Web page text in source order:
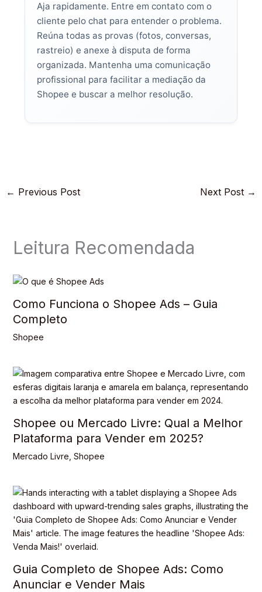
Aja rapidamente. Entre em contato com o
cliente pelo chat para entender o problema.
Reúna todas as provas (fotos, conversas,
rastreio) e anexe à disputa de forma
organizada. Mantenha uma comunicação
profissional para facilitar a mediação da
Shopee e buscar a melhor resolução.
← Previous Post Next Post →
Leitura Recomendada
Como Funciona o Shopee Ads – Guia
Completo
Shopee
Shopee ou Mercado Livre: Qual a Melhor
Plataforma para Vender em 2025?
Mercado Livre Shopee
Guia Completo de Shopee Ads: Como
Anunciar e Vender Mais